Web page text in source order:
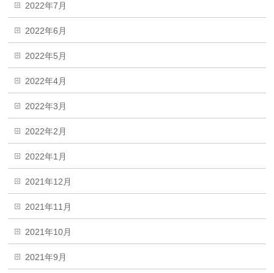
2022年7月
2022年6月
2022年5月
2022年4月
2022年3月
2022年2月
2022年1月
2021年12月
2021年11月
2021年10月
2021年9月